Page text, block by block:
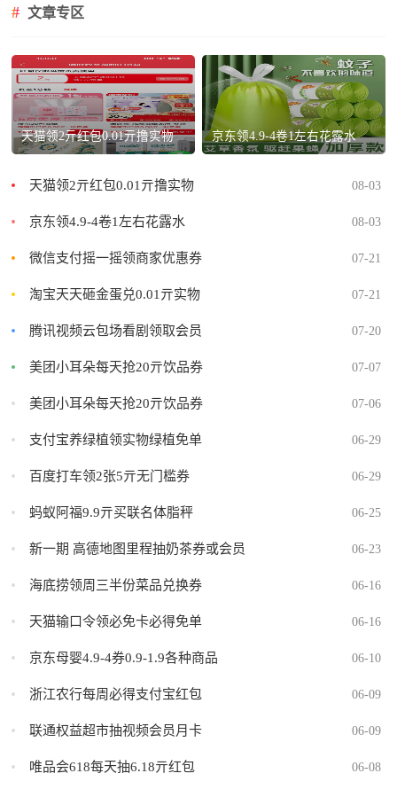
文章专区
天猫领2亓红包0.01亓撸实物 京东领4.9-4卷1左右花露水
天猫领2亓红包0.01亓撸实物 08-03
京东领4.9-4卷1左右花露水 08-03
微信支付摇一摇领商家优惠券 07-21
淘宝天天砸金蛋兑0.01亓实物 07-21
腾讯视频云包场看剧领取会员 07-20
美团小耳朵每天抢20亓饮品券 07-07
美团小耳朵每天抢20亓饮品券 07-06
支付宝养绿植领实物绿植免单 06-29
百度打车领2张5亓无门槛券 06-29
蚂蚁阿福9.9亓买联名体脂秤 06-25
新一期 高德地图里程抽奶茶券或会员 06-23
海底捞领周三半份菜品兑换券 06-16
天猫输口令领必免卡必得免单 06-16
京东母婴4.9-4券0.9-1.9各种商品 06-10
浙江农行每周必得支付宝红包 06-09
联通权益超市抽视频会员月卡 06-09
唯品会618每天抽6.18亓红包 06-08